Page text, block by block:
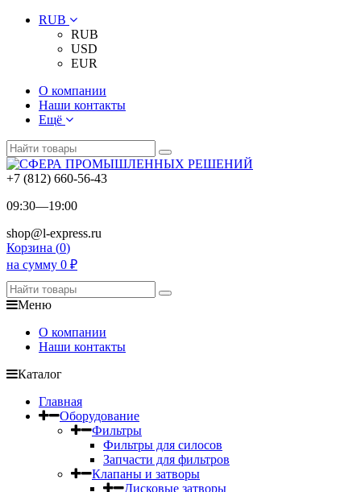
RUB
RUB
USD
EUR
О компании
Наши контакты
Ещё
+7 (812) 660-56-43
09:30—19:00
shop@l-express.ru
Корзина (0)
на сумму 0 ₽
Меню
О компании
Наши контакты
Каталог
Главная
Оборудование
Фильтры
Фильтры для силосов
Запчасти для фильтров
Клапаны и затворы
Дисковые затворы